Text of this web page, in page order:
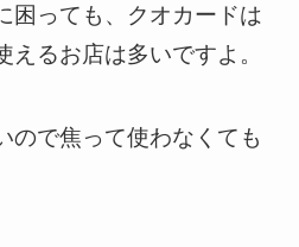
困っても、クオカードは
えるお店は多いですよ。
ので焦って使わなくても